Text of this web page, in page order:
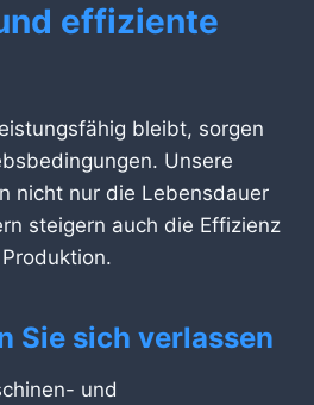
effiziente
bleibt, sorgen
Unsere
nicht nur die Lebensdauer
steigern auch die Effizienz
Sie sich verlassen
und